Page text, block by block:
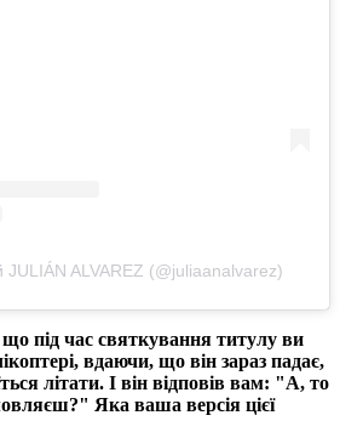
ALVAREZ (@juliaanalvarez)
що під час святкування титулу ви
вдаючи, що він зараз падає,
літати. І він відповів вам: "А, то
Яка ваша версія цієї